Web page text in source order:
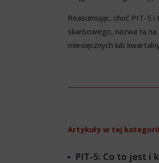
Reasumując, choć PIT-5
skarbowego, nazwa ta
miesięcznych lub
Artykuły w tej kategorii
PIT-5: Co to jest i